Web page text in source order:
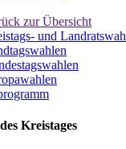
zur Übersicht
und
Kreistages